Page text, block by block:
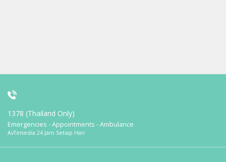
1378 (Thailand Only)
Emergencies - Appointments - Ambulance
AvTersedia 24 Jam Setiap Hari